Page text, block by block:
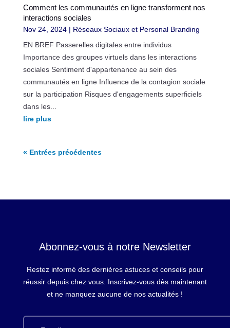
Comment les communautés en ligne transforment nos
interactions sociales
Nov 24, 2024| Réseaux Sociaux et Personal Branding
EN BREF Passerelles digitales entre individus
Importance des groupes virtuels dans les interactions
sociales Sentiment d'appartenance au sein des
communautés en ligne Influence de la contagion sociale
sur la participation Risques d'engagements superficiels
dans les...
lire plus
« Entrées précédentes
Abonnez-vous à notre Newsletter
Restez informé des dernières astuces et conseils pour
réussir depuis chez vous. Inscrivez-vous dès maintenant
et ne manquez aucune de nos actualités !